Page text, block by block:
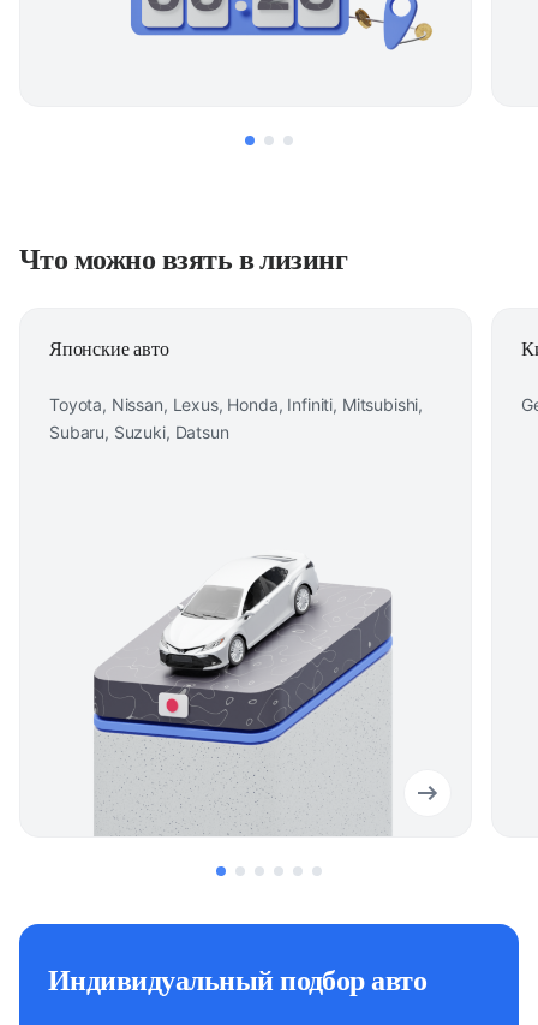
Что можно взять в лизинг
Японские авто
Toyota, Nissan, Lexus, Honda, Infiniti, Mitsubishi,
Subaru, Suzuki, Datsun
Индивидуальный подбор авто